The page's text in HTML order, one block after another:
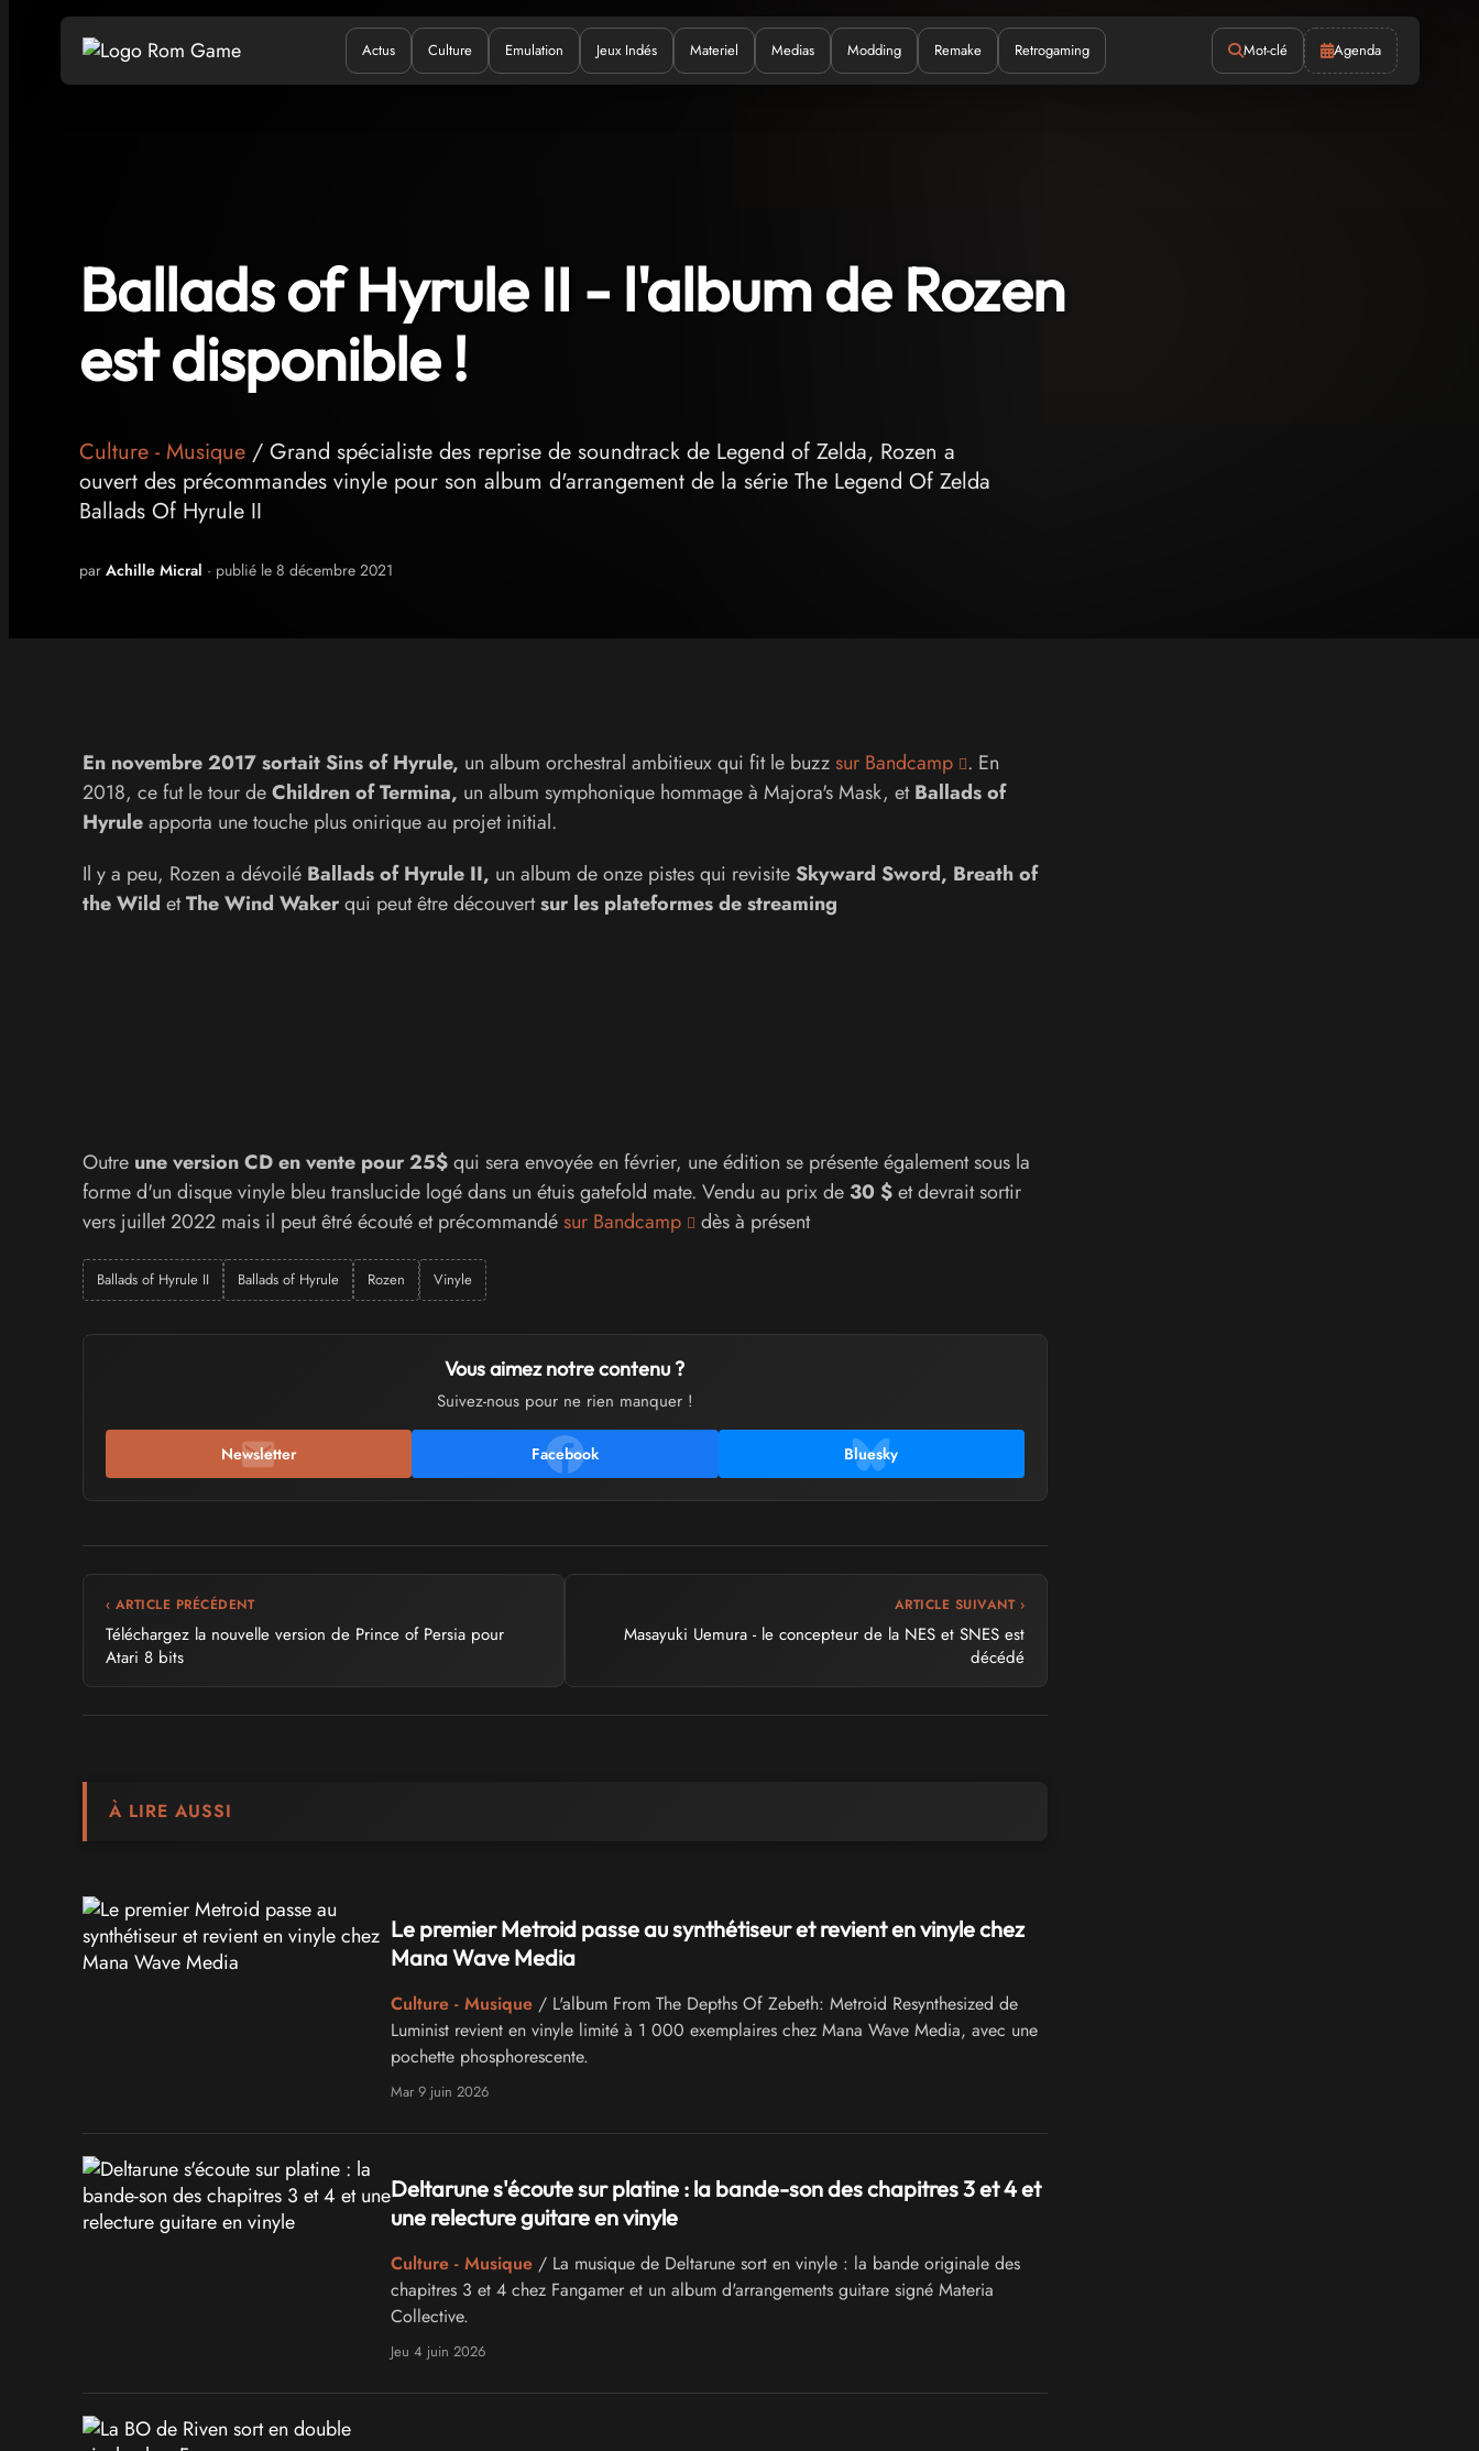
Où ? Quoi ?
Actus Culture Emulation Jeux Indés Materiel Medias Modding Remake Retrogaming Mot-clé Agenda
Ballads of Hyrule II - l'album de Rozen
est disponible !
Culture - Musique / Grand spécialiste des reprise de soundtrack de Legend of Zelda, Rozen a
ouvert des précommandes vinyle pour son album d'arrangement de la série The Legend Of Zelda
Ballads Of Hyrule II
par Achille Micral · publié le 8 décembre 2021
En novembre 2017 sortait Sins of Hyrule, un album orchestral ambitieux qui fit le buzzsur Bandcamp . En
2018, ce fut le tour deChildren of Termina, un album symphonique hommage à Majora's Mask, etBallads of
Hyruleapporta une touche plus onirique au projet initial.
Il y a peu, Rozen a dévoilé Ballads of Hyrule II, un album de onze pistes qui revisiteSkyward Sword, Breath of
the Wild etThe Wind Wakerqui peut être découvertsur les plateformes de streaming
Outre une version CD en vente pour 25$qui sera envoyée en février, une édition se présente également sous la
forme d'un disque vinyle bleu translucide logé dans un étuis gatefold mate. Vendu au prix de 30 $et devrait sortir
vers juillet 2022 mais il peut êtré écouté et précommandésur Bandcamp dès à présent
Ballads of Hyrule II Ballads of Hyrule Rozen Vinyle
Vous aimez notre contenu ?
Suivez-nous pour ne rien manquer !
Newsletter Facebook Bluesky
‹ ARTICLE PRÉCÉDENT
Téléchargez la nouvelle version de Prince of Persia pour
Atari 8 bits
ARTICLE SUIVANT ›
Masayuki Uemura - le concepteur de la NES et SNES est
décédé
À LIRE AUSSI
Le premier Metroid passe au synthétiseur et revient en vinyle chez
Mana Wave Media
Culture - Musique/ L'album From The Depths Of Zebeth: Metroid Resynthesized de
Luminist revient en vinyle limité à 1 000 exemplaires chez Mana Wave Media, avec une
pochette phosphorescente.
Mar 9 juin 2026
Deltarune s'écoute sur platine : la bande-son des chapitres 3 et 4 et
une relecture guitare en vinyle
Culture - Musique/ La musique de Deltarune sort en vinyle : la bande originale des
chapitres 3 et 4 chez Fangamer et un album d'arrangements guitare signé Materia
Collective.
Jeu 4 juin 2026